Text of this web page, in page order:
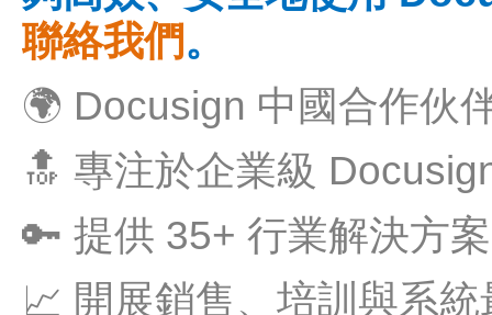
聯絡我們。
🌍 Docusign 中國合作伙
🔝 專注於企業級
🔑 提供 35+ 行業解決方
📈 開展銷售、培訓與系